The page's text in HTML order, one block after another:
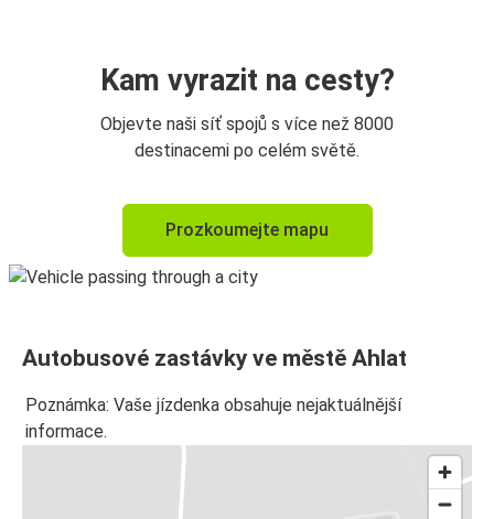
Kam vyrazit na cesty?
Objevte naši síť spojů s více než 8000
destinacemi po celém světě.
Prozkoumejte mapu
Autobusové zastávky ve městě Ahlat
Poznámka: Vaše jízdenka obsahuje nejaktuálnější
informace.